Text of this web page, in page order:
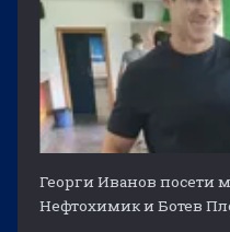
Георги Иванов посети
Нефтохимик и Ботев